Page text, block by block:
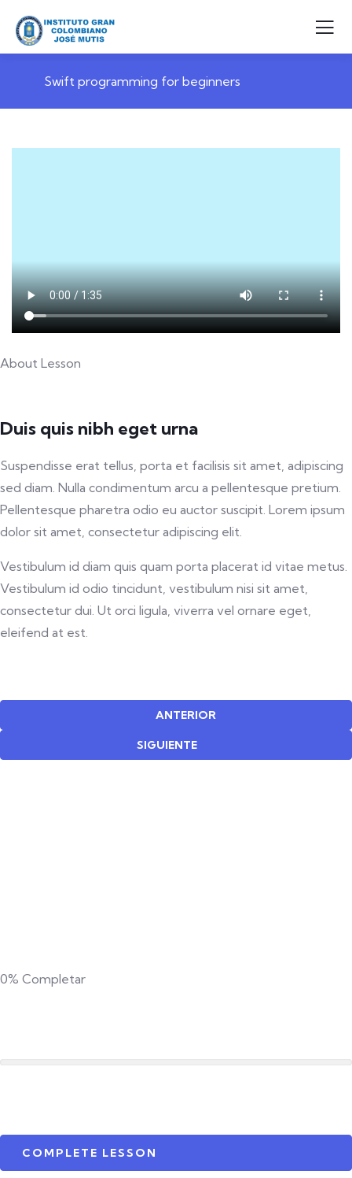
Swift programming for beginners
About Lesson
Duis quis nibh eget urna
Suspendisse erat tellus, porta et facilisis sit amet, adipiscing
sed diam. Nulla condimentum arcu a pellentesque pretium.
Pellentesque pharetra odio eu auctor suscipit. Lorem ipsum
dolor sit amet, consectetur adipiscing elit.
Vestibulum id diam quis quam porta placerat id vitae metus.
Vestibulum id odio tincidunt, vestibulum nisi sit amet,
consectetur dui. Ut orci ligula, viverra vel ornare eget,
eleifend at est.
ANTERIOR
SIGUIENTE
0% Completar
COMPLETE LESSON